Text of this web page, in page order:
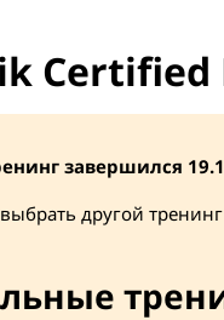
Certified
завершился
другой